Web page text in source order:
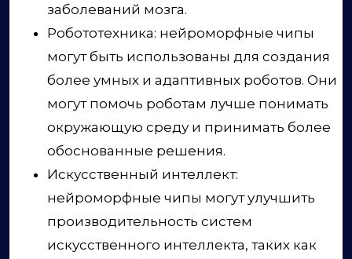
заболеваний мозга.
Робототехника: нейроморфные чипы
могут быть использованы для создания
более умных и адаптивных роботов. Они
могут помочь роботам лучше понимать
окружающую среду и принимать более
обоснованные решения.
Искусственный интеллект:
нейроморфные чипы могут улучшить
производительность систем
искусственного интеллекта, таких как